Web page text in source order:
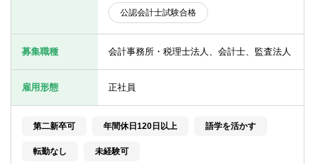
非公開求人とは？
サービス紹介
公認会計士試験合格
募集職種 会計事務所・税理士法人、会計士、監査法人
雇用形態 正社員
第二新卒可 年間休日120日以上 語学を活かす
転勤なし 未経験可